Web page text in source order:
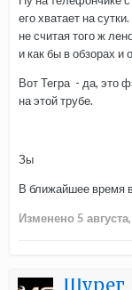
его хватает на
не считая того ж
и как бы в обзорах и
Вот Тегра - да, это
на этой трубе.
Зы
В ближайшее время
Изменено5
Шурег